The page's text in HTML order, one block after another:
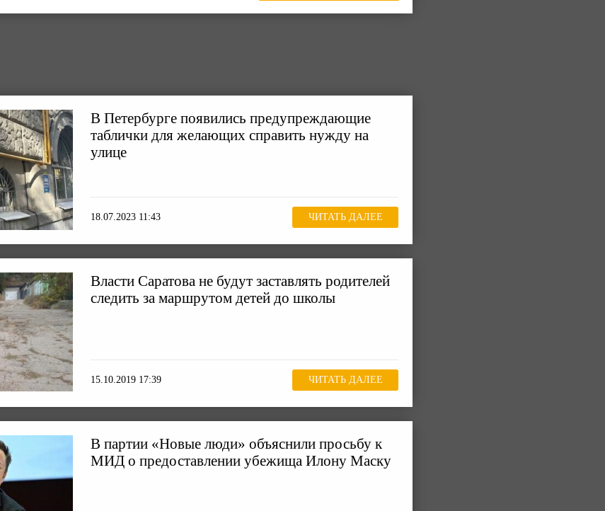
В Петербурге появились предупреждающие
таблички для желающих справить нужду на
улице
18.07.2023 11:43 ЧИТАТЬ ДАЛЕЕ
Власти Саратова не будут заставлять родителей
следить за маршрутом детей до школы
15.10.2019 17:39 ЧИТАТЬ ДАЛЕЕ
В партии «Новые люди» объяснили просьбу к
МИД о предоставлении убежища Илону Маску